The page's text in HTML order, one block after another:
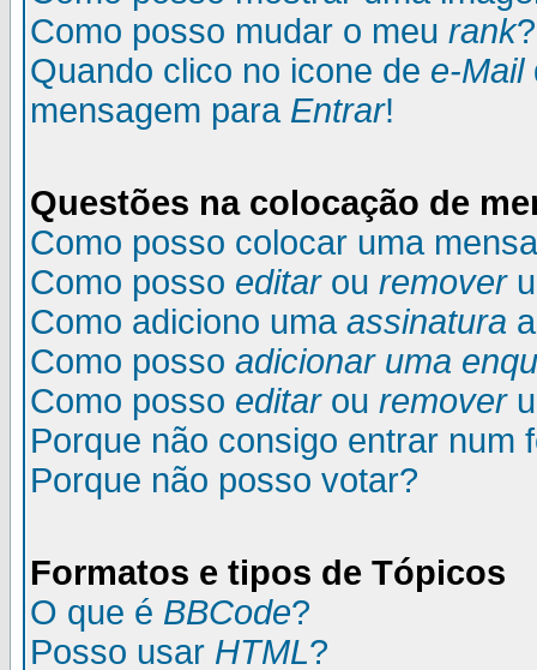
Como posso mudar o meu rank?
Quando clico no icone de e-Mail
mensagem para Entrar!
Questões na colocação de
Como posso colocar uma
Como posso editarou remover
Como adiciono uma assinatura
Como posso adicionar uma
Como posso editarou remover
Porque não consigo entrar num
Porque não posso votar?
Formatos e tipos de Tópicos
O que é BBCode?
Posso usar HTML?